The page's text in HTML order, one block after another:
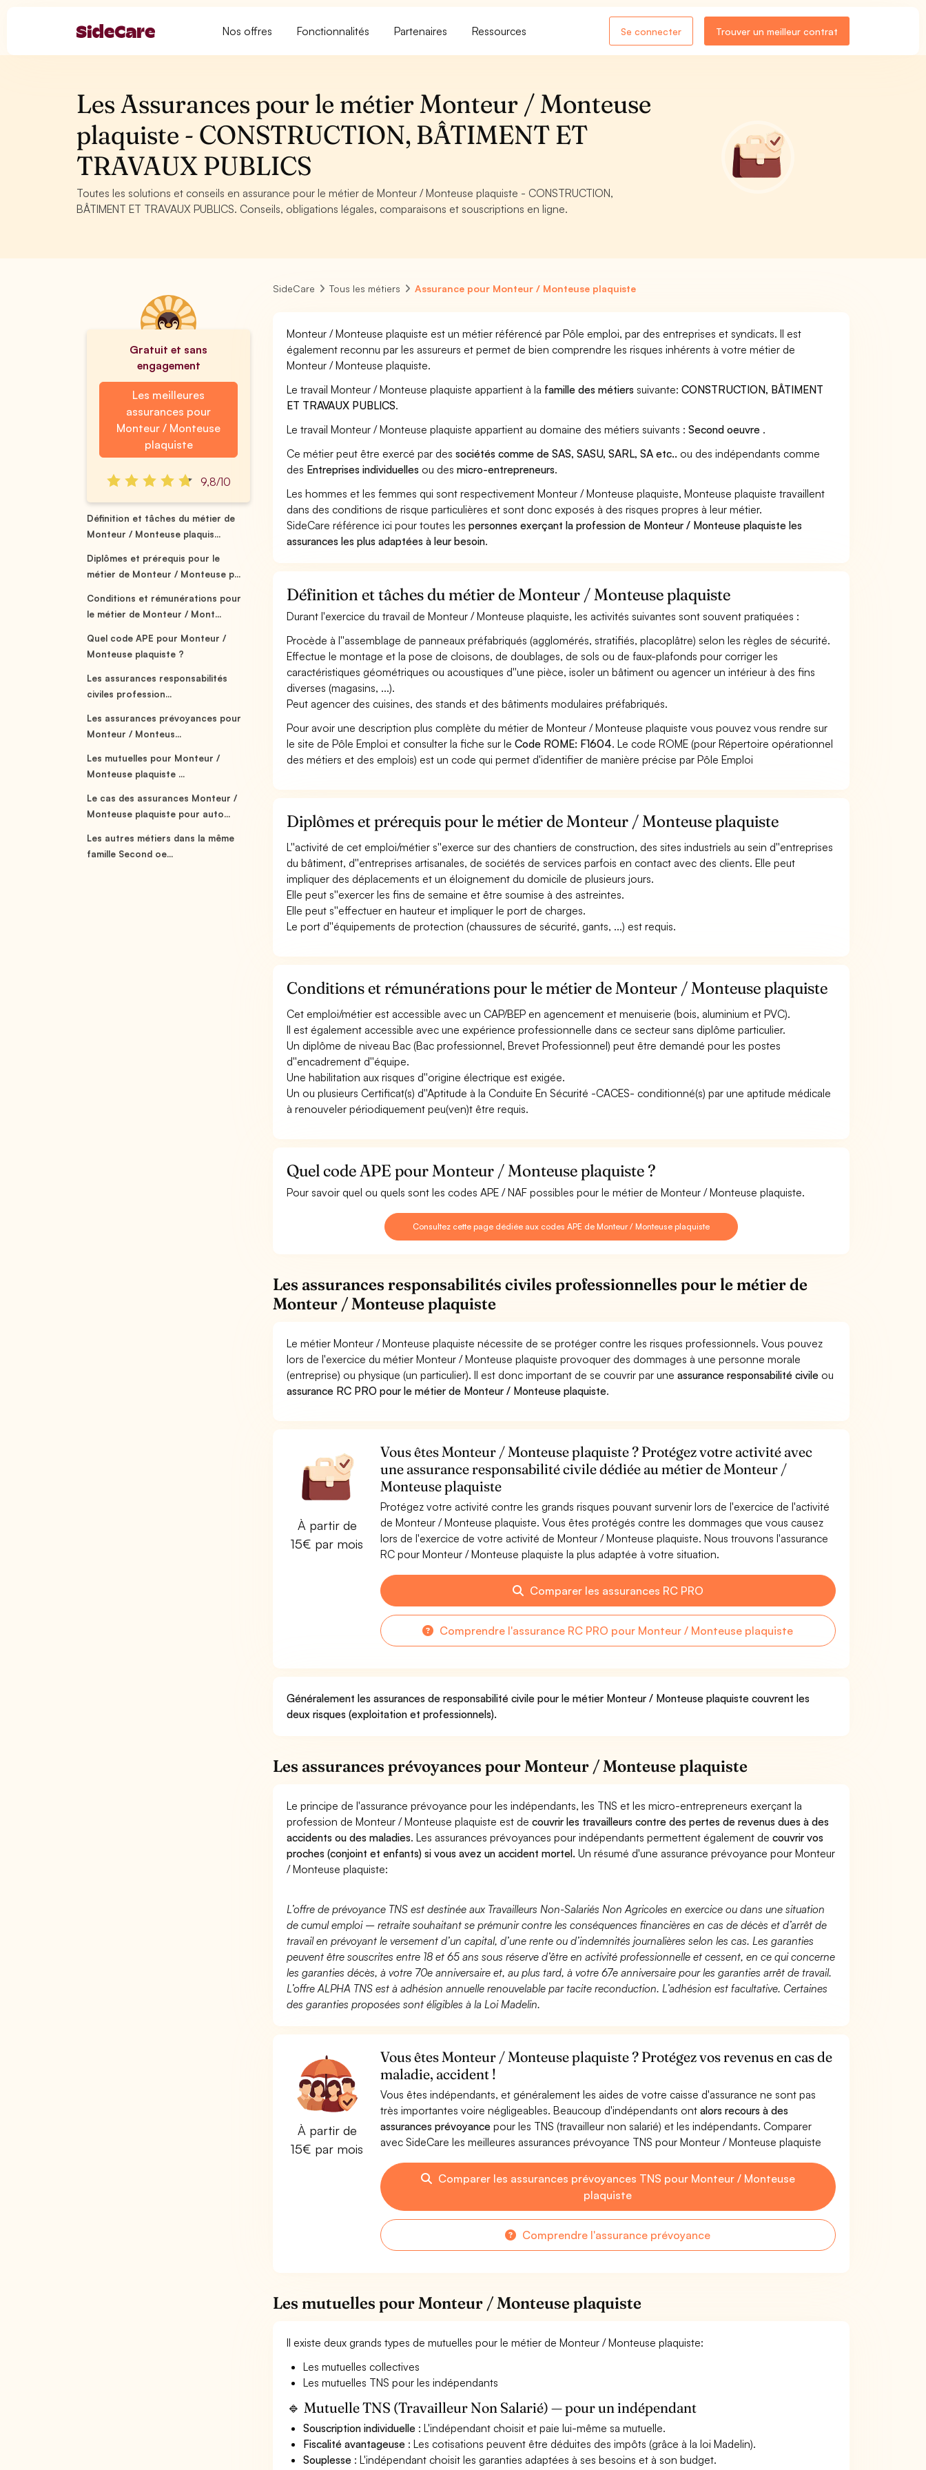
Nos offres Fonctionnalités Partenaires Ressources Se connecter Trouver un meilleur contrat
Les Assurances pour le métier Monteur / Monteuse
plaquiste - CONSTRUCTION, BÂTIMENT ET
TRAVAUX PUBLICS
Toutes les solutions et conseils en assurance pour le métier de Monteur / Monteuse plaquiste - CONSTRUCTION,
BÂTIMENT ET TRAVAUX PUBLICS. Conseils, obligations légales, comparaisons et souscriptions en ligne.
Gratuit et sans
engagement
Les meilleures
assurances pour
Monteur / Monteuse
plaquiste
9,8/10
Définition et tâches du métier de
Monteur / Monteuse plaquis...
Diplômes et prérequis pour le
métier de Monteur / Monteuse p...
Conditions et rémunérations pour
le métier de Monteur / Mont...
Quel code APE pour Monteur /
Monteuse plaquiste ?
Les assurances responsabilités
civiles profession...
Les assurances prévoyances pour
Monteur / Monteus...
Les mutuelles pour Monteur /
Monteuse plaquiste ...
Le cas des assurances Monteur /
Monteuse plaquiste pour auto...
Les autres métiers dans la même
famille Second oe...
SideCare Tous les métiers Assurance pour Monteur / Monteuse plaquiste
Monteur / Monteuse plaquiste est un métier référencé par Pôle emploi, par des entreprises et syndicats. Il est
également reconnu par les assureurs et permet de bien comprendre les risques inhérents à votre métier de
Monteur / Monteuse plaquiste.
Le travail Monteur / Monteuse plaquiste appartient à la famille des métiers suivante:CONSTRUCTION, BÂTIMENT
ET TRAVAUX PUBLICS.
Le travail Monteur / Monteuse plaquiste appartient au domaine des métiers suivants :Second oeuvre .
Ce métier peut être exercé par dessociétés comme de SAS, SASU, SARL, SA etc.. ou des indépendants comme
des Entreprises individuelles ou desmicro-entrepreneurs.
Les hommes et les femmes qui sont respectivement Monteur / Monteuse plaquiste, Monteuse plaquiste travaillent
dans des conditions de risque particulières et sont donc exposés à des risques propres à leur métier.
SideCare référence ici pour toutes lespersonnes exerçant la profession de Monteur / Monteuse plaquiste les
assurances les plus adaptées à leur besoin.
Définition et tâches du métier de Monteur / Monteuse plaquiste
Durant l'exercice du travail de Monteur / Monteuse plaquiste, les activités suivantes sont souvent pratiquées :
Procède à l''assemblage de panneaux préfabriqués (agglomérés, stratifiés, placoplâtre) selon les règles de sécurité.
Effectue le montage et la pose de cloisons, de doublages, de sols ou de faux-plafonds pour corriger les
caractéristiques géométriques ou acoustiques d''une pièce, isoler un bâtiment ou agencer un intérieur à des fins
diverses (magasins, ...).
Peut agencer des cuisines, des stands et des bâtiments modulaires préfabriqués.
Pour avoir une description plus complète du métier de Monteur / Monteuse plaquiste vous pouvez vous rendre sur
le site de Pôle Emploi et consulter la fiche sur leCode ROME: F1604. Le code ROME (pour Répertoire opérationnel
des métiers et des emplois) est un code qui permet d'identifier de manière précise par Pôle Emploi
Diplômes et prérequis pour le métier de Monteur / Monteuse plaquiste
L''activité de cet emploi/métier s''exerce sur des chantiers de construction, des sites industriels au sein d''entreprises
du bâtiment, d''entreprises artisanales, de sociétés de services parfois en contact avec des clients. Elle peut
impliquer des déplacements et un éloignement du domicile de plusieurs jours.
Elle peut s''exercer les fins de semaine et être soumise à des astreintes.
Elle peut s''effectuer en hauteur et impliquer le port de charges.
Le port d''équipements de protection (chaussures de sécurité, gants, ...) est requis.
Conditions et rémunérations pour le métier de Monteur / Monteuse plaquiste
Cet emploi/métier est accessible avec un CAP/BEP en agencement et menuiserie (bois, aluminium et PVC).
Il est également accessible avec une expérience professionnelle dans ce secteur sans diplôme particulier.
Un diplôme de niveau Bac (Bac professionnel, Brevet Professionnel) peut être demandé pour les postes
d''encadrement d''équipe.
Une habilitation aux risques d''origine électrique est exigée.
Un ou plusieurs Certificat(s) d''Aptitude à la Conduite En Sécurité -CACES- conditionné(s) par une aptitude médicale
à renouveler périodiquement peu(ven)t être requis.
Quel code APE pour Monteur / Monteuse plaquiste ?
Pour savoir quel ou quels sont les codes APE / NAF possibles pour le métier de Monteur / Monteuse plaquiste.
Consultez cette page dédiée aux codes APE de Monteur / Monteuse plaquiste
Les assurances responsabilités civiles professionnelles pour le métier de
Monteur / Monteuse plaquiste
Le métier Monteur / Monteuse plaquiste nécessite de se protéger contre les risques professionnels. Vous pouvez
lors de l'exercice du métier Monteur / Monteuse plaquiste provoquer des dommages à une personne morale
(entreprise) ou physique (un particulier). Il est donc important de se couvrir par uneassurance responsabilité civile ou
assurance RC PRO pour le métier de Monteur / Monteuse plaquiste.
À partir de
15€ par mois
Vous êtes Monteur / Monteuse plaquiste ? Protégez votre activité avec
une assurance responsabilité civile dédiée au métier de Monteur /
Monteuse plaquiste
Protégez votre activité contre les grands risques pouvant survenir lors de l'exercice de l'activité
de Monteur / Monteuse plaquiste. Vous êtes protégés contre les dommages que vous causez
lors de l'exercice de votre activité de Monteur / Monteuse plaquiste. Nous trouvons l'assurance
RC pour Monteur / Monteuse plaquiste la plus adaptée à votre situation.
Comparer les assurances RC PRO
Comprendre l'assurance RC PRO pour Monteur / Monteuse plaquiste
Généralement les assurances de responsabilité civile pour le métier Monteur / Monteuse plaquiste couvrent les
deux risques (exploitation et professionnels).
Les assurances prévoyances pour Monteur / Monteuse plaquiste
Le principe de l'assurance prévoyance pour les indépendants, les TNS et les micro-entrepreneurs exerçant la
profession de Monteur / Monteuse plaquiste est decouvrir les travailleurs contre des pertes de revenus dues à des
accidents ou des maladies. Les assurances prévoyances pour indépendants permettent également decouvrir vos
proches (conjoint et enfants) si vous avez un accident mortel. Un résumé d'une assurance prévoyance pour Monteur
/ Monteuse plaquiste:
L’offre de prévoyance TNS est destinée aux Travailleurs Non-Salariés Non Agricoles en exercice ou dans une situation
de cumul emploi – retraite souhaitant se prémunir contre les conséquences financières en cas de décès et d’arrêt de
travail en prévoyant le versement d’un capital, d’une rente ou d’indemnités journalières selon les cas. Les garanties
peuvent être souscrites entre 18 et 65 ans sous réserve d’être en activité professionnelle et cessent, en ce qui concerne
les garanties décès, à votre 70e anniversaire et, au plus tard, à votre 67e anniversaire pour les garanties arrêt de travail.
L’offre ALPHA TNS est à adhésion annuelle renouvelable par tacite reconduction. L’adhésion est facultative. Certaines
des garanties proposées sont éligibles à la Loi Madelin.
À partir de
15€ par mois
Vous êtes Monteur / Monteuse plaquiste ? Protégez vos revenus en cas de
maladie, accident !
Vous êtes indépendants, et généralement les aides de votre caisse d'assurance ne sont pas
très importantes voire négligeables. Beaucoup d'indépendants ont alors recours à des
assurances prévoyancepour les TNS (travailleur non salarié) et les indépendants. Comparer
avec SideCare les meilleures assurances prévoyance TNS pour Monteur / Monteuse plaquiste
Comparer les assurances prévoyances TNS pour Monteur / Monteuse
plaquiste
Comprendre l'assurance prévoyance
Les mutuelles pour Monteur / Monteuse plaquiste
Il existe deux grands types de mutuelles pour le métier de Monteur / Monteuse plaquiste:
Les mutuelles collectives
Les mutuelles TNS pour les indépendants
🔹 Mutuelle TNS (Travailleur Non Salarié) — pour un indépendant
Souscription individuelle : L'indépendant choisit et paie lui-même sa mutuelle.
Fiscalité avantageuse : Les cotisations peuvent être déduites des impôts (grâce à la loi Madelin).
Souplesse : L'indépendant choisit les garanties adaptées à ses besoins et à son budget.